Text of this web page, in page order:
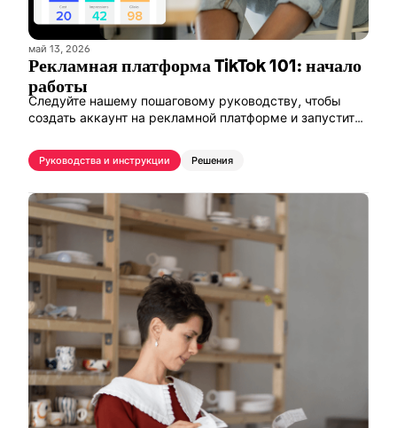
май 13, 2026
Рекламная платформа TikTok 101: начало
работы
Следуйте нашему пошаговому руководству, чтобы
создать аккаунт на рекламной платформе и запустить
Руководства и инструкции Решения